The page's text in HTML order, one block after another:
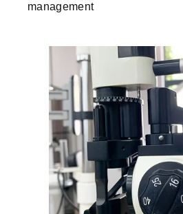
management